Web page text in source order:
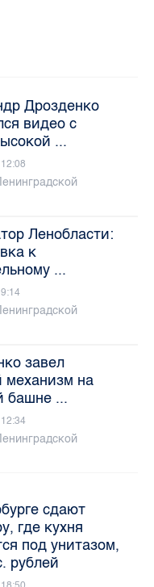
Дрозденко
видео с
...
Ленобласти:
к
...
завел
механизм на
башне ...
сдают
где кухня
под унитазом,
рублей